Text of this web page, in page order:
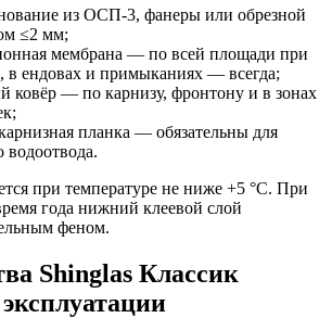
из ОСП-3, фанеры или обрезной
≤2 мм;
мембрана — по всей площади при
в ендовах и примыканиях — всегда;
ковёр — по карнизу, фронтону и в зонах
планка — обязательны для
водоотвода.
при температуре не ниже +5 °C. При
года нижний клеевой слой
феном.
Shinglas Классик